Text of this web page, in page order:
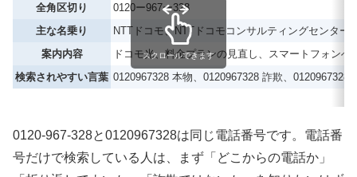
全角区切り
0120ー967ー328
主な名乗り
NTTドコモ、NTTドコモコンサルティングセンター
案内内容
ドコモ光、料金プランの見直し、スマートフォンへ
検索されやすい言葉 0120967328 本物、0120967328 詐欺、0120967328
スクロールできます
0120-967-328と0120967328は同じ電話番号です。電話番
号だけで検索している人は、まず「どこからの電話か」